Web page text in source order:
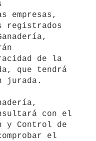
empresas,
registrados
de la
que tendrá
jurada.
con el
y Control de
el